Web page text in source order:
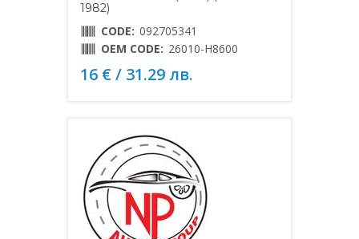
1982)
CODE: 092705341
OEM CODE: 26010-H8600
16 € / 31.29 лв.